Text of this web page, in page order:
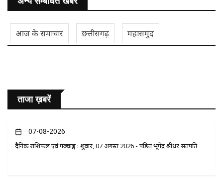
आज के समाचार छत्तीसगढ़ महासमुंद
ताजा ख़बरें
07-08-2026
दैनिक राशिफल एवं पञ्चाङ्ग : शुक्रवार, 07 अगस्त 2026 - पंडित भूपेंद्र श्रीधर सतपति